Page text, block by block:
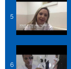
5
6